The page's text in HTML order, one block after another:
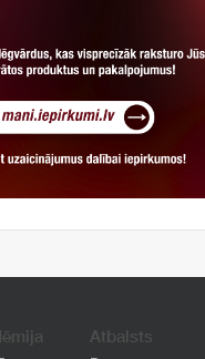
Atbalsts